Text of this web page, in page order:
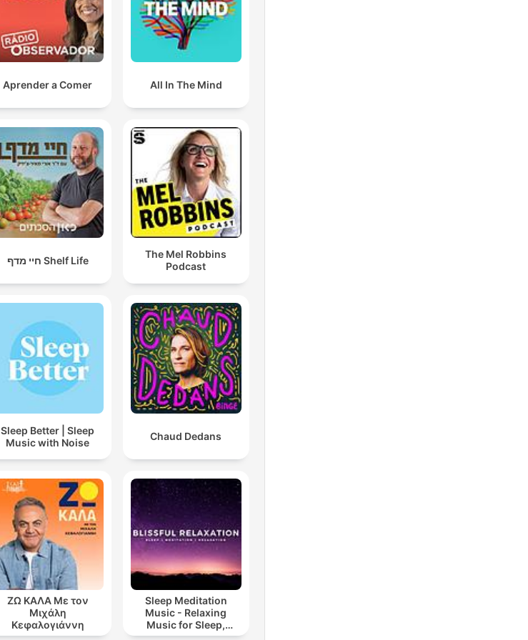
Aprender a Comer All In The Mind
חיי מדף Shelf Life
The Mel Robbins
Podcast
Sleep Better | Sleep
Music with Noise
Chaud Dedans
ΖΩ ΚΑΛΑ Με τον
Μιχάλη
Κεφαλογιάννη
Sleep Meditation
Music - Relaxing
Music for Sleep,
Meditation &